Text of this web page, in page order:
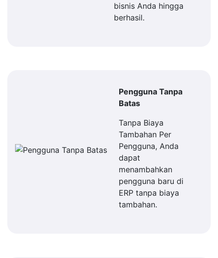
bisnis Anda hingga
berhasil.
Pengguna Tanpa
Batas
Tanpa Biaya
Tambahan Per
Pengguna, Anda
dapat
menambahkan
pengguna baru di
ERP tanpa biaya
tambahan.